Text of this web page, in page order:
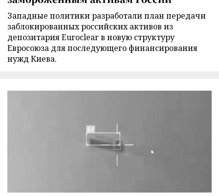
Западные политики разработали план передачи
заблокированных российских активов из
депозитария Euroclear в новую структуру
Евросоюза для последующего финансирования
нужд Киева.